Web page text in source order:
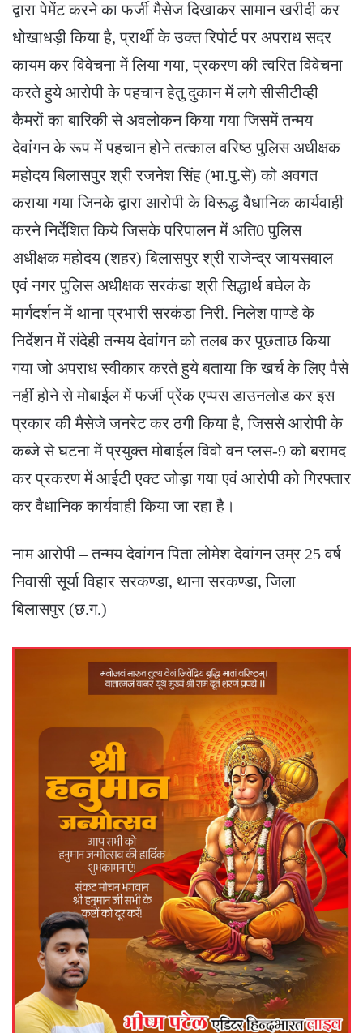
द्वारा पेमेंट करने का फर्जी मैसेज दिखाकर सामान खरीदी कर
धोखाधड़ी किया है, प्रार्थी के उक्त रिपोर्ट पर अपराध सदर
कायम कर विवेचना में लिया गया, प्रकरण की त्वरित विवेचना
करते हुये आरोपी के पहचान हेतु दुकान में लगे सीसीटीव्ही
कैमरों का बारिकी से अवलोकन किया गया जिसमें तन्मय
देवांगन के रूप में पहचान होने तत्काल वरिष्ठ पुलिस अधीक्षक
महोदय बिलासपुर श्री रजनेश सिंह (भा.पु.से) को अवगत
कराया गया जिनके द्वारा आरोपी के विरूद्ध वैधानिक कार्यवाही
करने निर्देशित किये जिसके परिपालन में अति0 पुलिस
अधीक्षक महोदय (शहर) बिलासपुर श्री राजेन्द्र जायसवाल
एवं नगर पुलिस अधीक्षक सरकंडा श्री सिद्धार्थ बघेल के
मार्गदर्शन में थाना प्रभारी सरकंडा निरी. निलेश पाण्डे के
निर्देशन में संदेही तन्मय देवांगन को तलब कर पूछताछ किया
गया जो अपराध स्वीकार करते हुये बताया कि खर्च के लिए पैसे
नहीं होने से मोबाईल में फर्जी प्रेंक एप्पस डाउनलोड कर इस
प्रकार की मैसेजे जनरेट कर ठगी किया है, जिससे आरोपी के
कब्जे से घटना में प्रयुक्त मोबाईल विवो वन प्लस-9 को बरामद
कर प्रकरण में आईटी एक्ट जोड़ा गया एवं आरोपी को गिरफ्तार
कर वैधानिक कार्यवाही किया जा रहा है।
नाम आरोपी – तन्मय देवांगन पिता लोमेश देवांगन उम्र 25 वर्ष
निवासी सूर्या विहार सरकण्डा, थाना सरकण्डा, जिला
बिलासपुर (छ.ग.)